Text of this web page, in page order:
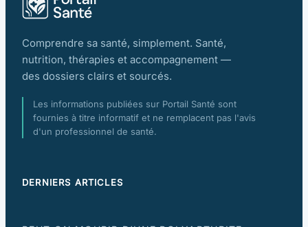
Comprendre sa santé, simplement. Santé,
nutrition, thérapies et accompagnement —
des dossiers clairs et sourcés.
Les informations publiées sur Portail Santé sont
fournies à titre informatif et ne remplacent pas l'avis
d'un professionnel de santé.
DERNIERS ARTICLES